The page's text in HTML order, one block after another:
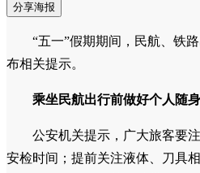
分享海报
“五一”假期期间，民航、铁
布相关提示。
乘坐民航出行前做好个人随
公安机关提示，广大旅客要
安检时间；提前关注液体、刀具